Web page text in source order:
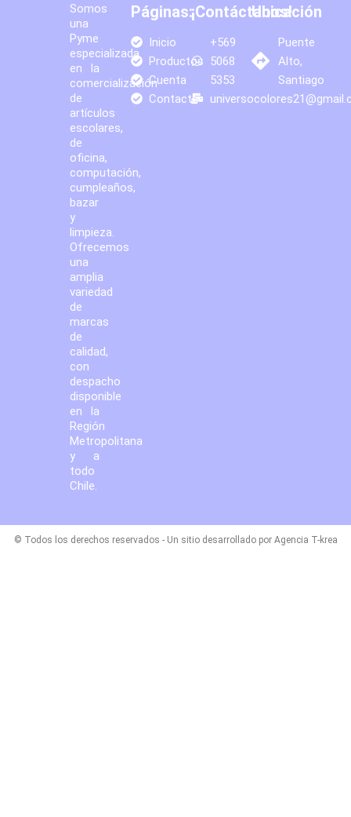
Somos
una
Pyme
especializada
en la
comercialización
de
artículos
escolares,
de
oficina,
computación,
cumpleaños,
bazar
y
limpieza.
Ofrecemos
una
amplia
variedad
de
marcas
de
calidad,
con
despacho
disponible
en la
Región
Metropolitana
y a
todo
Chile.
Páginas:
Inicio
Productos
Cuenta
Contacto
¡Contáctanos!
+569
5068
5353
Ubicación
Puente
Alto,
Santiago
© Todos los derechos reservados - Un sitio desarrollado por Agencia T-krea